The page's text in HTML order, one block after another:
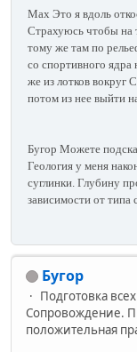
Max Это я вдоль
Страхуюсь чтобы
тому же там по
со спортивного ядра
же из лотков вокруг
потом из нее выйти
Бугор Можете
Геология у меня
суглинки. Глубину
зависимости от типа
Бугор
Подготовка
Сопровождение.
положительная